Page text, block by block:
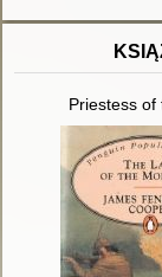
Priestess of